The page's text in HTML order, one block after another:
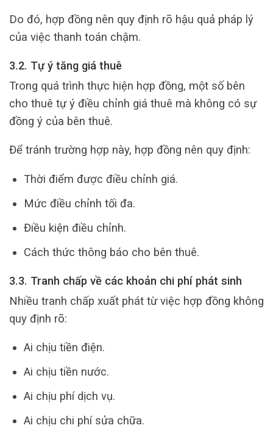
Do đó, hợp đồng nên quy định rõ hậu quả pháp lý
của việc thanh toán chậm.
3.2. Tự ý tăng giá thuê
Trong quá trình thực hiện hợp đồng, một số bên
cho thuê tự ý điều chỉnh giá thuê mà không có sự
đồng ý của bên thuê.
Để tránh trường hợp này, hợp đồng nên quy định:
Thời điểm được điều chỉnh giá.
Mức điều chỉnh tối đa.
Điều kiện điều chỉnh.
Cách thức thông báo cho bên thuê.
3.3. Tranh chấp về các khoản chi phí phát sinh
Nhiều tranh chấp xuất phát từ việc hợp đồng không
quy định rõ:
Ai chịu tiền điện.
Ai chịu tiền nước.
Ai chịu phí dịch vụ.
Ai chịu chi phí sửa chữa.